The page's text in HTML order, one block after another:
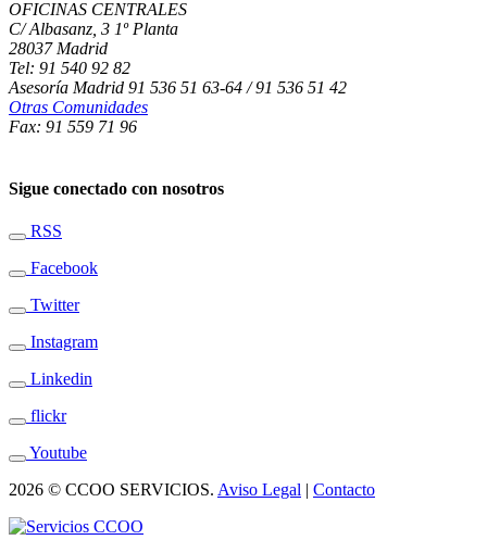
OFICINAS CENTRALES
C/ Albasanz, 3 1º Planta
28037 Madrid
Tel: 91 540 92 82
Asesoría Madrid 91 536 51 63-64 / 91 536 51 42
Otras Comunidades
Fax: 91 559 71 96
Sigue conectado con nosotros
RSS
Facebook
Twitter
Instagram
Linkedin
flickr
Youtube
2026 © CCOO SERVICIOS. Aviso Legal | Contacto